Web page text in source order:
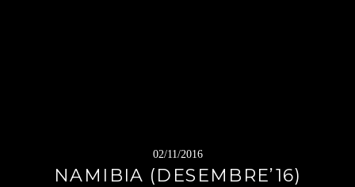
02/11/2016
NAMIBIA (DESEMBRE’16)